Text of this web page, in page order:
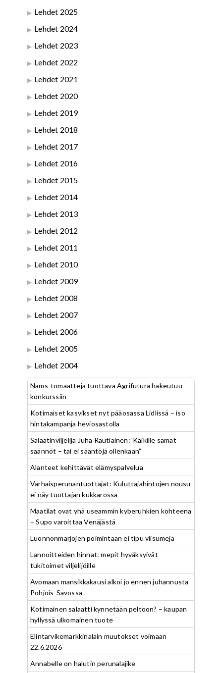
Lehdet 2025
Lehdet 2024
Lehdet 2023
Lehdet 2022
Lehdet 2021
Lehdet 2020
Lehdet 2019
Lehdet 2018
Lehdet 2017
Lehdet 2016
Lehdet 2015
Lehdet 2014
Lehdet 2013
Lehdet 2012
Lehdet 2011
Lehdet 2010
Lehdet 2009
Lehdet 2008
Lehdet 2007
Lehdet 2006
Lehdet 2005
Lehdet 2004
Nams-tomaatteja tuottava Agrifutura hakeutuu
konkurssiin
Kotimaiset kasvikset nyt pääosassa Lidlissä – iso
hintakampanja heviosastolla
Salaatinviljelijä Juha Rautiainen:”Kaikille samat
säännöt – tai ei sääntöjä ollenkaan”
Alanteet kehittävät elämyspalvelua
Varhaisperunantuottajat: Kuluttajahintojen nousu
ei näy tuottajan kukkarossa
Maatilat ovat yhä useammin kyberuhkien kohteena
– Supo varoittaa Venäjästä
Luonnonmarjojen poimintaan ei tipu viisumeja
Lannoitteiden hinnat: mepit hyväksyivät
tukitoimet viljelijöille
Avomaan mansikkakausi alkoi jo ennen juhannusta
Pohjois-Savossa
Kotimainen salaatti kynnetään peltoon? – kaupan
hyllyssä ulkomainen tuote
Elintarvikemarkkinalain muutokset voimaan
22.6.2026
Annabelle on halutin perunalajike